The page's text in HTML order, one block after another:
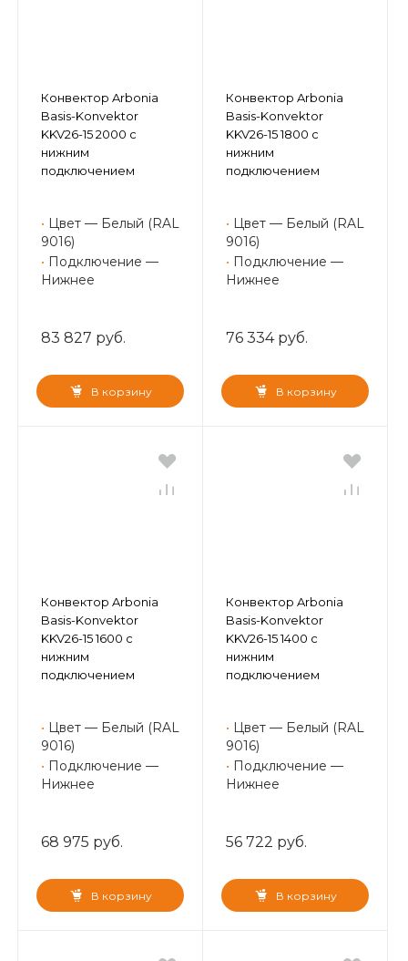
Конвектор Arbonia
Basis-Konvektor
KKV26-15 2000 с
нижним
подключением
• Цвет — Белый (RAL
9016)
• Подключение —
Нижнее
83 827 руб.
В корзину
Конвектор Arbonia
Basis-Konvektor
KKV26-15 1800 с
нижним
подключением
• Цвет — Белый (RAL
9016)
• Подключение —
Нижнее
76 334 руб.
В корзину
Конвектор Arbonia
Basis-Konvektor
KKV26-15 1600 с
нижним
подключением
• Цвет — Белый (RAL
9016)
• Подключение —
Нижнее
68 975 руб.
В корзину
Конвектор Arbonia
Basis-Konvektor
KKV26-15 1400 с
нижним
подключением
• Цвет — Белый (RAL
9016)
• Подключение —
Нижнее
56 722 руб.
В корзину